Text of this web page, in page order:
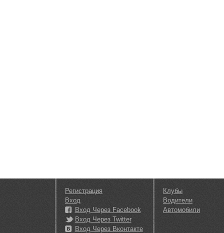
Регистрация
Вход
Вход Через Facebook
Вход Через Twitter
Вход Через Вконтакте
Клубы
Водители
Автомобили